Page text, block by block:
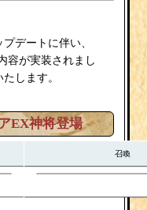
デートに伴い、
容が実装されまし
します。
EX神将登場
召喚